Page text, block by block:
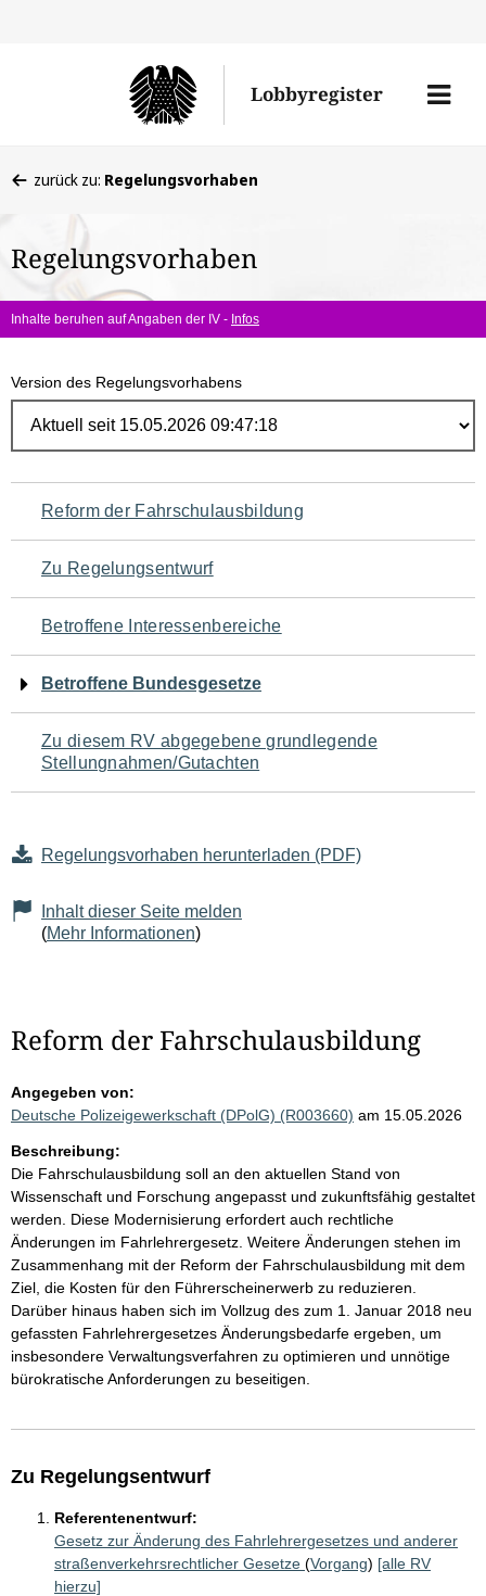
Lobbyregister
Menü
befinden
hier:
zurück zu: Regelungsvorhaben
Regelungsvorhaben
Inhalte beruhen auf Angaben der IV - Infos
Version des Regelungsvorhabens
Navigation
für
den
Seiteninhalt
Reform der Fahrschulausbildung
Zu Regelungsentwurf
Betroffene Interessenbereiche
Betroffene Bundesgesetze
Zu diesem RV abgegebene grundlegende
Stellungnahmen/Gutachten
Regelungsvorhaben herunterladen (PDF)
Inhalt dieser Seite melden
(Mehr Informationen)
Reform der Fahrschulausbildung
Angegeben von:
Deutsche Polizeigewerkschaft (DPolG) (R003660) am 15.05.2026
Beschreibung:
Die Fahrschulausbildung soll an den aktuellen Stand von
Wissenschaft und Forschung angepasst und zukunftsfähig gestaltet
werden. Diese Modernisierung erfordert auch rechtliche
Änderungen im Fahrlehrergesetz. Weitere Änderungen stehen im
Zusammenhang mit der Reform der Fahrschulausbildung mit dem
Ziel, die Kosten für den Führerscheinerwerb zu reduzieren.
Darüber hinaus haben sich im Vollzug des zum 1. Januar 2018 neu
gefassten Fahrlehrergesetzes Änderungsbedarfe ergeben, um
insbesondere Verwaltungsverfahren zu optimieren und unnötige
bürokratische Anforderungen zu beseitigen.
Zu Regelungsentwurf
Referentenentwurf:
Gesetz zur Änderung des Fahrlehrergesetzes und anderer
straßenverkehrsrechtlicher Gesetze (Vorgang) [alle RV
hierzu]